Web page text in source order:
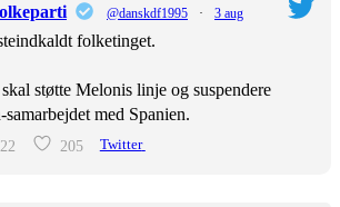
@danskdf1995 · 3 aug
folketinget.
støtte Melonis linje og suspendere
samarbejdet med Spanien.
22 205 Twitter